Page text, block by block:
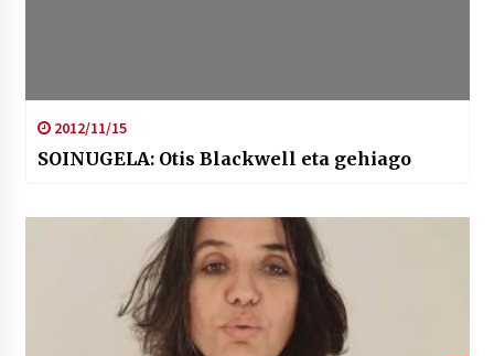
2012/11/15
SOINUGELA: Otis Blackwell eta gehiago